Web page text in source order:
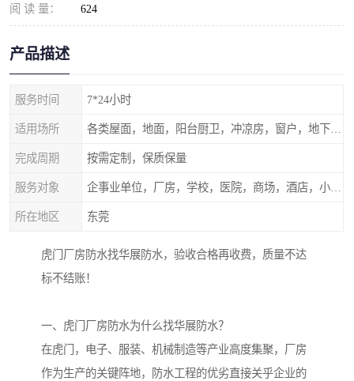
阅 读 量： 624
产品描述
服务时间 7*24小时
适用场所
完成周期 按需定制，保质保量
服务对象
所在地区 东莞
虎门厂房防水找华展防水，验收合格再收费，质量不达
标不结账！
一、虎门厂房防水为什么找华展防水？
在虎门，电子、服装、机械制造等产业高度集聚，厂房
作为生产的关键阵地，防水工程的优劣直接关乎企业的